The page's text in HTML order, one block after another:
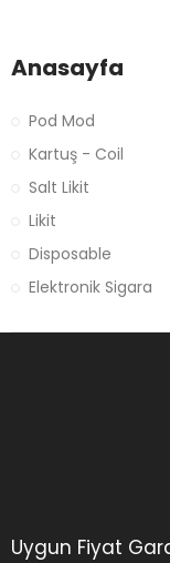
Anasayfa
Pod Mod
Kartuş - Coil
Salt Likit
Likit
Disposable
Elektronik Sigara
Uygun Fiyat